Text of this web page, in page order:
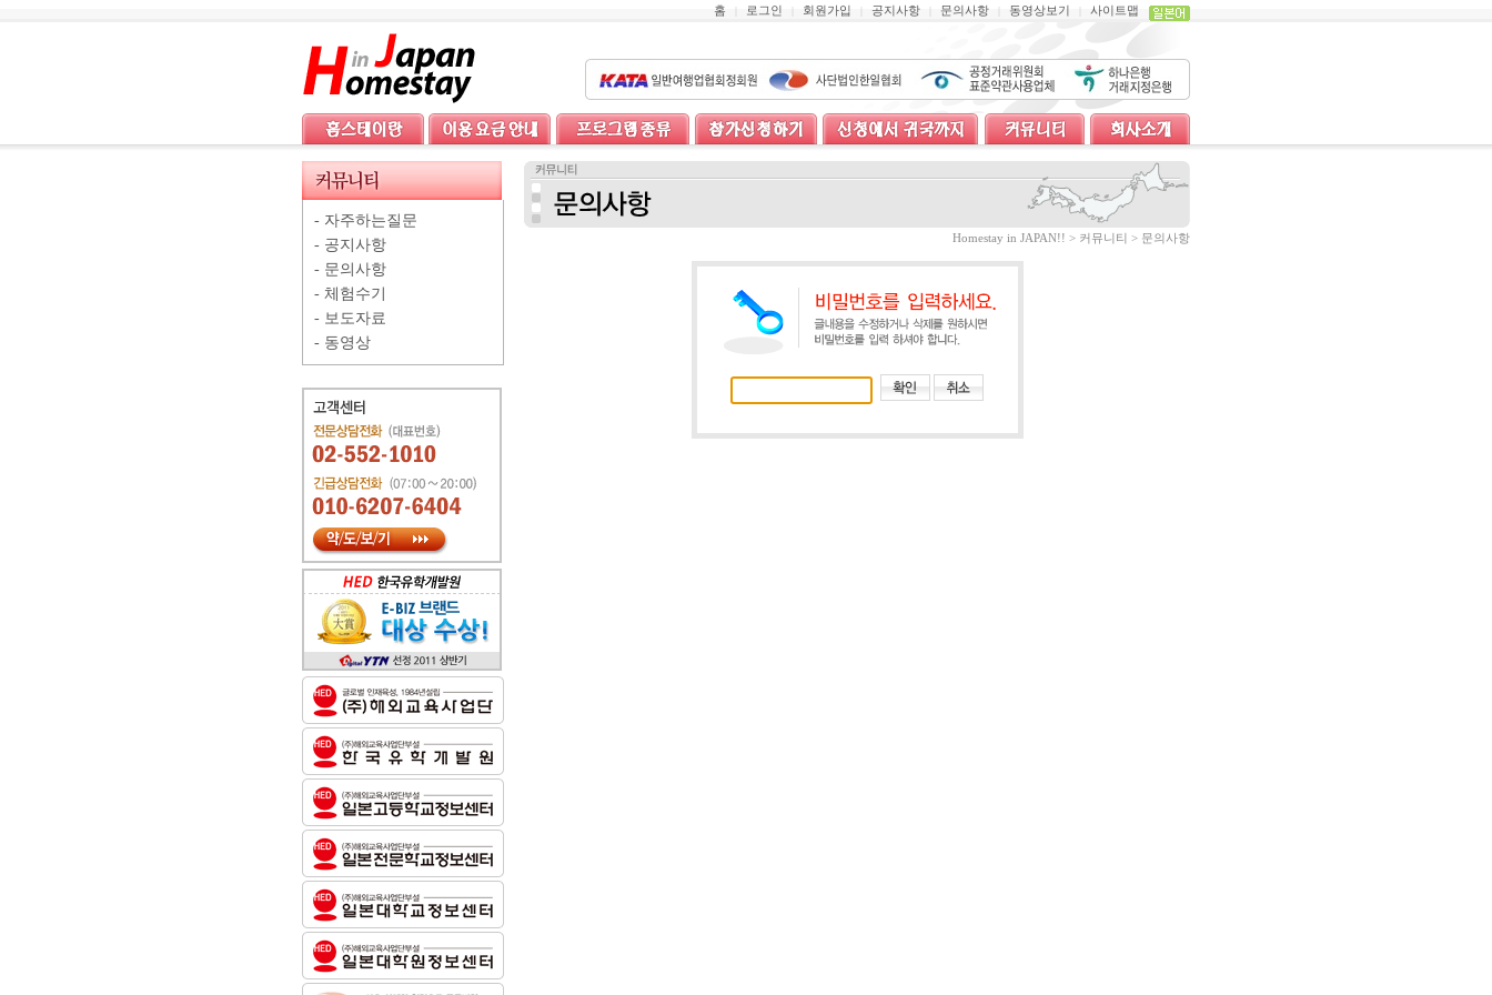
홈 로그인 회원가입 공지사항 문의사항 동영상보기 사이트맵
- 자주하는질문
- 공지사항
- 문의사항
- 체험수기
- 보도자료
- 동영상
Homestay in JAPAN!! > 커뮤니티 > 문의사항